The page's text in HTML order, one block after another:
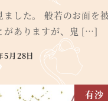
した。 般若のお面を
がありますが、鬼 […]
5月28日
有沙